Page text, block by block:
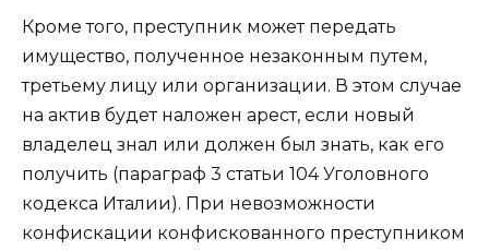
Кроме того, преступник может передать
имущество, полученное незаконным путем,
третьему лицу или организации. В этом случае
на актив будет наложен арест, если новый
владелец знал или должен был знать, как его
получить (параграф 3 статьи 104 Уголовного
кодекса Италии). При невозможности
конфискации конфискованного преступником